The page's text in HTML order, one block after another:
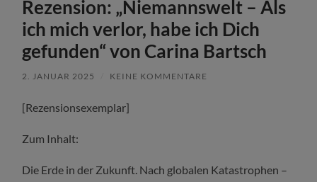
Rezension: „Niemannswelt – Als
ich mich verlor, habe ich Dich
gefunden“ von Carina Bartsch
2. JANUAR 2025 KEINE KOMMENTARE
[Rezensionsexemplar]
Zum Inhalt:
Die Erde in der Zukunft. Nach globalen Katastrophen –